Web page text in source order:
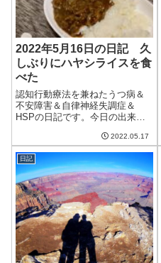
2022年5月16日の日記 久
しぶりにハヤシライスを食
べた
認知行動療法を兼ねたうつ病＆
不安障害＆自律神経失調症＆
HSPの日記です。今日の出来事
が降り、寒い1日だった。木曜日
は28度まで上がるらしい。病院
に行かなくてはいけないのだけ
どなぁ。昨日気になっていた
MNP手続きの...
2022.05.17
日記